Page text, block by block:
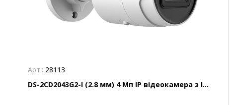
Арт.: 28113
DS-2CD2043G2-I (2.8 мм) 4 Мп IP відеокамера з І...